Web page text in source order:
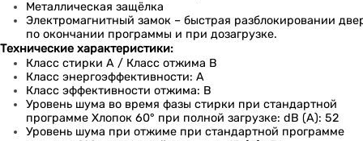
Металлическая защёлка
Электромагнитный замок – быстрая разблокировании
по окончании программы и при дозагрузке.
Технические характеристики:
Класс стирки A / Класс отжима B
Класс энергоэффективности: A
Класс эффективности отжима: B
Уровень шума во время фазы стирки при стандартной
программе Хлопок 60° при полной загрузке: dB (A): 52
Уровень шума при отжиме при стандартной программе